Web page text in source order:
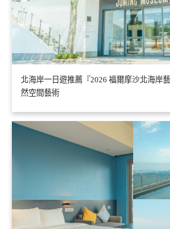
北海岸一日遊推薦『2026 福爾摩沙北海岸
然空間藝術